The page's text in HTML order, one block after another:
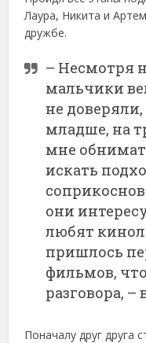
Лаура, Никита и
дружбе.
– Несмотря
мальчики
не
младше, на
мне
искать
они
любят
пришлось
фильмов,
разговора,
Поначалу друг друга